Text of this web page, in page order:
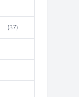
(37)